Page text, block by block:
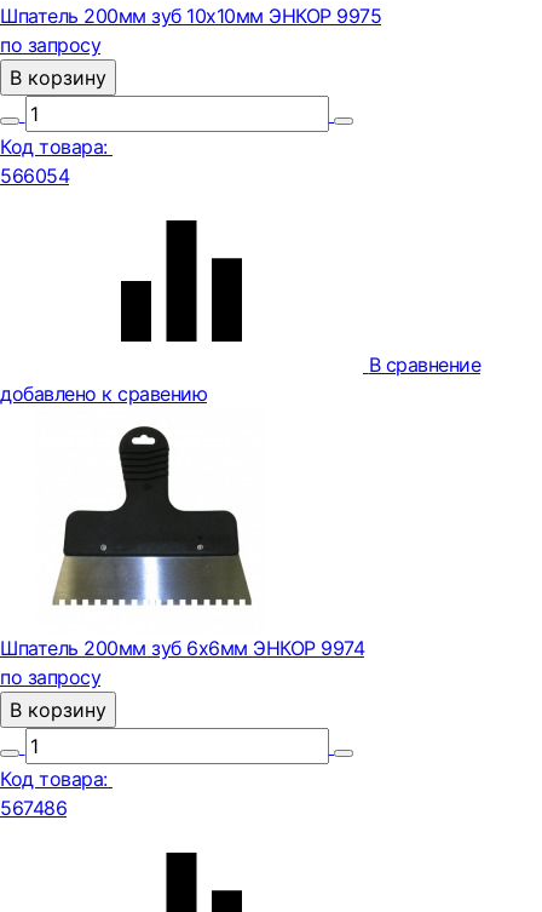
Шпатель 200мм зуб 10х10мм ЭНКОР 9975
по запросу
В корзину
Код товара:
566054
В сравнение
добавлено к сравению
Шпатель 200мм зуб 6х6мм ЭНКОР 9974
по запросу
В корзину
Код товара:
567486